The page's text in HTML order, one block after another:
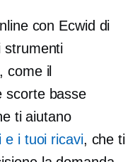
con Ecwid di
strumenti
, come il
scorte basse
ti aiutano
e i tuoi ricavi, che ti